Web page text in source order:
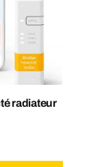
radiateur